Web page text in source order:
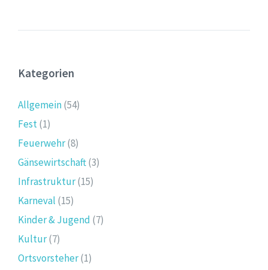
Kategorien
Allgemein(54)
Fest(1)
Feuerwehr(8)
Gänsewirtschaft(3)
Infrastruktur(15)
Karneval (15)
Kinder & Jugend (7)
Kultur(7)
Ortsvorsteher(1)